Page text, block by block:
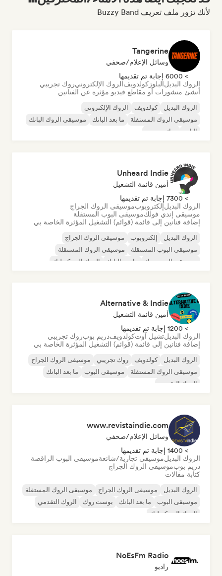
لأنك تزور ملف تعريف Buzzy Band
Tangerine
وسائل الإعلام/صحفي
> 6000 إجابة تم تقديمها
الروك البديلالبلوز كولدويفالروك الإلكترونيروك تجريبي
أنشئ منشورات أو مقاطع فيديو مؤثرة عن الفنانين
الروك البديل كولدويف
الروك الإلكتروني
موسيقى الروك المستقلة
ما بعد البانك
موسيقى الروك البانك
البلوز
روك تجريبي
Unheard Indie
أمين قائمة التشغيل
> 7300 إجابة تم تقديمها
الروك البديلإلكتروبوبموسيقى الروك الجراج
موسيقى إندي فولكموسيقى البوب المستقلة
إضافة فنانين إلى قائمة (قوائم) التشغيل المؤثرة الخاصة بي
الروك البديل إلكتروبوب
موسيقى الروك الجراج
موسيقى البوب المستقلة
موسيقى الروك المستقلة
موسيقى البوب روك
ما بعد البانك الروك السيكديليك
Alternative & Indie
أمين قائمة التشغيل
> 1200 إجابة تم تقديمها
الروك البديلتشيل آوتكولدويفدريم بوبروك تجريبي
إضافة فنانين إلى قائمة (قوائم) التشغيل المؤثرة الخاصة بي
الروك البديل كولدويف روك تجريبي
موسيقى الروك الجراج
موسيقى الروك المستقلة
موسيقى البوب
ما بعد البانك
الروك التقدمي
www.revistaindie.com
وسائل الإعلام/صحفي
> 1400 إجابة تم تقديمها
الروك البديلموسيقى تجارية/شائعةموسيقى البوب الراقصة
دريم بوبموسيقى الروك الجراج
كتابة مقالات
الروك البديل موسيقى الروك الجراج
موسيقى الروك المستقلة
موسيقى البوب
ما بعد البانك بوست روك
الروك التقدمي
الروك السيكديليك
NoEsFm Radio
راديو